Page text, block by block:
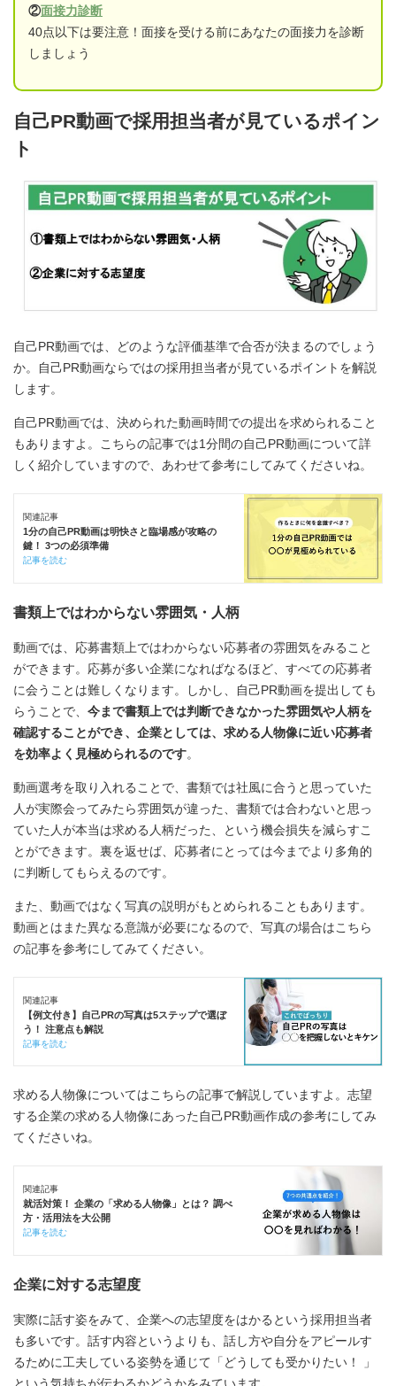
②面接力診断
40点以下は要注意！面接を受ける前にあなたの面接力を診断
しましょう
自己PR動画で採用担当者が見ているポイン
ト
自己PR動画では、どのような評価基準で合否が決まるのでしょう
か。自己PR動画ならではの採用担当者が見ているポイントを解説
します。
自己PR動画では、決められた動画時間での提出を求められること
もありますよ。こちらの記事では1分間の自己PR動画について詳
しく紹介していますので、あわせて参考にしてみてくださいね。
関連記事
1分の自己PR動画は明快さと臨場感が攻略の
鍵！ 3つの必須準備
記事を読む
書類上ではわからない雰囲気・人柄
動画では、応募書類上ではわからない応募者の雰囲気をみること
ができます。応募が多い企業になればなるほど、すべての応募者
に会うことは難しくなります。しかし、自己PR動画を提出しても
らうことで、 今まで書類上では判断できなかった雰囲気や人柄を
確認することができ、企業としては、求める人物像に近い応募者
を効率よく見極められるのです。
動画選考を取り入れることで、書類では社風に合うと思っていた
人が実際会ってみたら雰囲気が違った、書類では合わないと思っ
ていた人が本当は求める人柄だった、という機会損失を減らすこ
とができます。裏を返せば、応募者にとっては今までより多角的
に判断してもらえるのです。
また、動画ではなく写真の説明がもとめられることもあります。
動画とはまた異なる意識が必要になるので、写真の場合はこちら
の記事を参考にしてみてください。
関連記事
【例文付き】自己PRの写真は5ステップで選ぼ
う！ 注意点も解説
記事を読む
求める人物像についてはこちらの記事で解説していますよ。志望
する企業の求める人物像にあった自己PR動画作成の参考にしてみ
てくださいね。
関連記事
就活対策！ 企業の「求める人物像」とは？ 調べ
方・活用法を大公開
記事を読む
企業に対する志望度
実際に話す姿をみて、企業への志望度をはかるという採用担当者
も多いです。話す内容というよりも、話し方や自分をアピールす
るために工夫している姿勢を通じて「どうしても受かりたい！ 」